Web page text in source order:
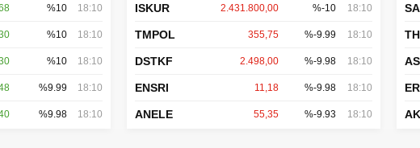
%10 18:10
%10 18:10
%10 18:10
%9.99 18:10
%9.98 18:10
ISKUR 2.431.800,00 %-10 18:10
TMPOL 355,75 %-9.99 18:10
DSTKF 2.498,00 %-9.98 18:10
ENSRI 11,18 %-9.98 18:10
ANELE 55,35 %-9.93 18:10